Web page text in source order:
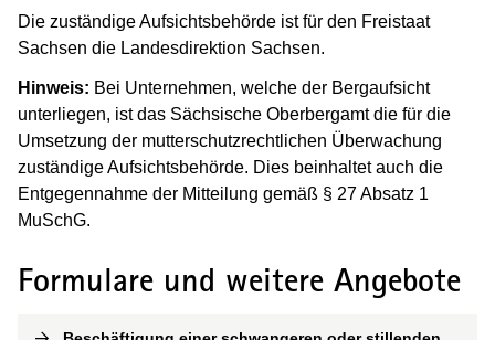
Die zuständige Aufsichtsbehörde ist für den Freistaat
Sachsen die Landesdirektion Sachsen.
Hinweis: Bei Unternehmen, welche der Bergaufsicht
unterliegen, ist das Sächsische Oberbergamt die für die
Umsetzung der mutterschutzrechtlichen Überwachung
zuständige Aufsichtsbehörde. Dies beinhaltet auch die
Entgegennahme der Mitteilung gemäß § 27 Absatz 1
MuSchG.
Formulare und weitere Angebote